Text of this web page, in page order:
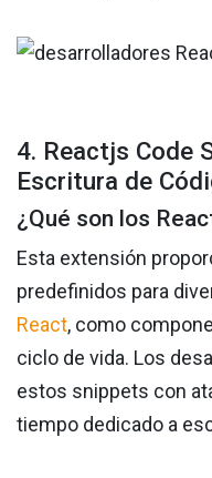
4. Reactjs Code
Escritura de
¿Qué son los
Esta extensión
predefinidos para
React, como
ciclo de vida. Los
estos snippets con
tiempo dedicado a